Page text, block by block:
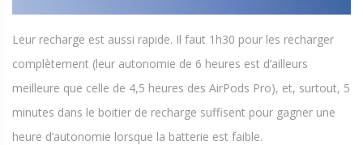
Leur recharge est aussi rapide. Il faut 1h30 pour les recharger
complètement (leur autonomie de 6 heures est d’ailleurs
meilleure que celle de 4,5 heures des AirPods Pro), et, surtout, 5
minutes dans le boitier de recharge suffisent pour gagner une
heure d’autonomie lorsque la batterie est faible.